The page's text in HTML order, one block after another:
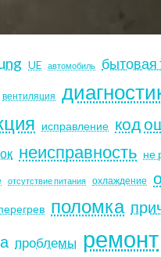
UE автомобиль бытовая
вентиляция
исправление код
неисправность не
отсутствие питания охлаждение
поломка
проблемы ремонт